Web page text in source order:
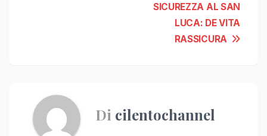
SICUREZZA AL SAN
LUCA: DE VITA
RASSICURA
Di cilentochannel